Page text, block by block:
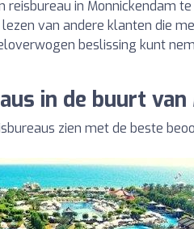
reisbureau in Monnickendam
van andere klanten die
beslissing kunt
in de buurt
zien met de beste